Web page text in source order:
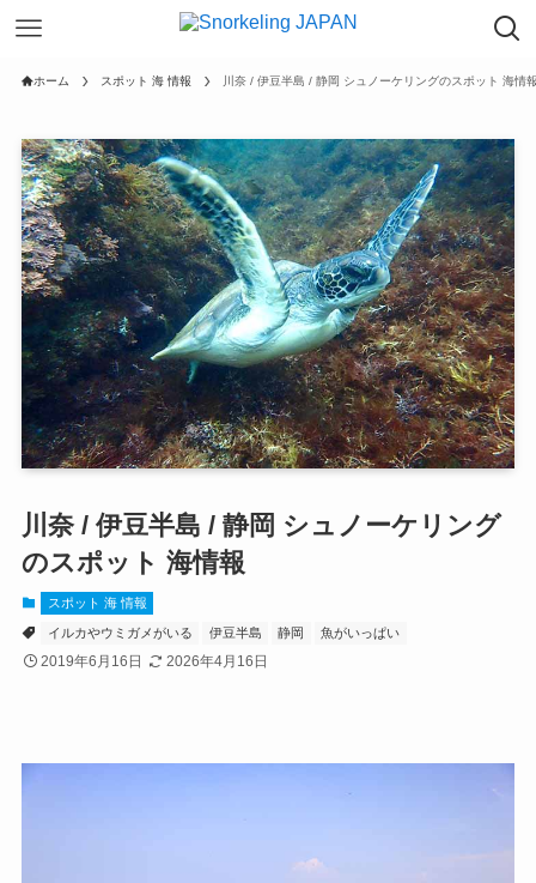
ホーム スポット 海 情報 川奈 / 伊豆半島 / 静岡 シュノーケリングのスポット 海情
川奈 / 伊豆半島 / 静岡 シュノーケリング
のスポット 海情報
スポット 海 情報
イルカやウミガメがいる 伊豆半島 静岡 魚がいっぱい
2019年6月16日 2026年4月16日